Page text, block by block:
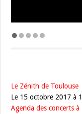
Le Zénith de Toulouse
Le 15 octobre 2017 à
Agenda des concerts à